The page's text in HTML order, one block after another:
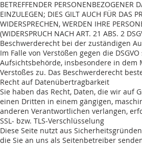
BETREFFENDER PERSONENBEZOGENER
EINZULEGEN; DIES GILT AUCH FÜR DAS
WIDERSPRECHEN, WERDEN IHRE
(WIDERSPRUCH NACH ART. 21 ABS. 2
Beschwerderecht bei der zuständigen
Im Falle von Verstößen gegen die
Aufsichtsbehörde, insbesondere in
Verstoßes zu. Das Beschwerderecht
Recht auf Datenübertragbarkeit
Sie haben das Recht, Daten, die wir auf
einen Dritten in einem gängigen,
anderen Verantwortlichen verlangen,
SSL- bzw. TLS-Verschlüsselung
Diese Seite nutzt aus
die Sie an uns als Seitenbetreiber